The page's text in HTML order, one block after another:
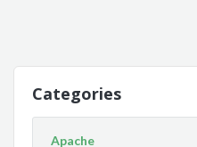
Categories
Apache